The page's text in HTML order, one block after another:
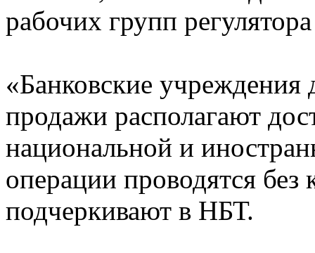
рабочих групп
«Банковские
продажи располагают
национальной и
операции проводятся
подчеркивают в НБТ.